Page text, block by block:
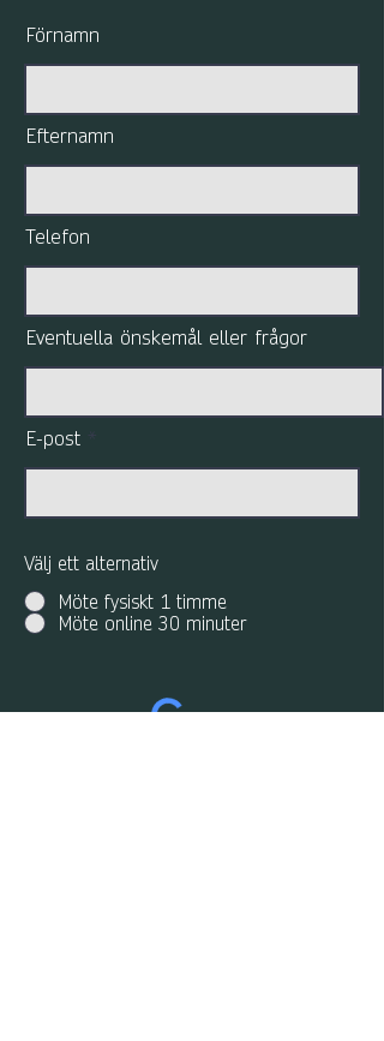
Förnamn
Efternamn
Telefon
Eventuella önskemål eller frågor
E-post
Välj ett alternativ
Möte fysiskt 1 timme
Möte online 30 minuter